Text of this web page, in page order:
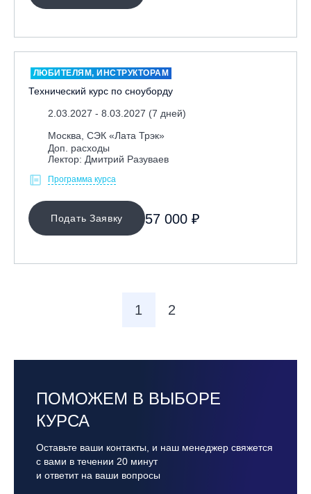
ЛЮБИТЕЛЯМ, ИНСТРУКТОРАМ
Технический курс по сноуборду
2.03.2027 - 8.03.2027 (7 дней)
Москва, СЭК «Лата Трэк»
Доп. расходы
Лектор: Дмитрий Разуваев
Программа курса
Подать Заявку 57 000 ₽
1 2
ПОМОЖЕМ В ВЫБОРЕ
КУРСА
Оставьте ваши контакты, и наш менеджер свяжется
с вами в течении 20 минут
и ответит на ваши вопросы